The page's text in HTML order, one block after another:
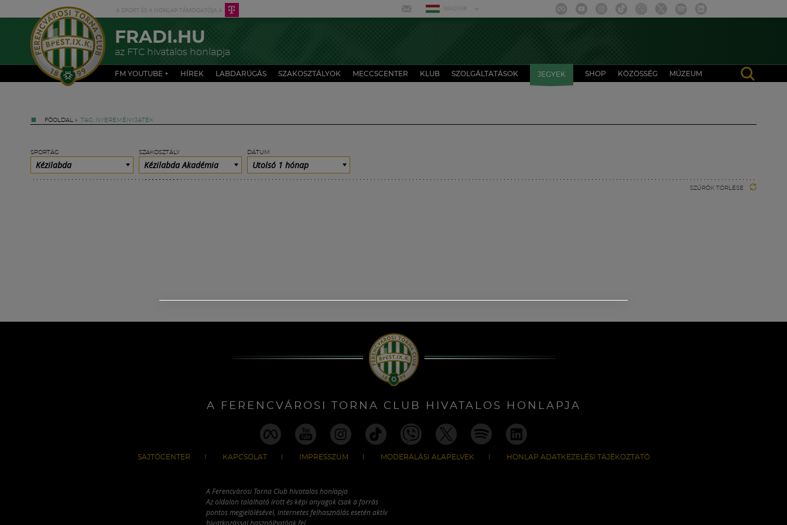
MAGYAR
FRADI.HU
az FTC hivatalos honlapja
FM YOUTUBE + HÍREK LABDARÚGÁS SZAKOSZTÁLYOK MECCSCENTER KLUB SZOLGÁLTATÁSOK JEGYEK SHOP KÖZÖSSÉG MÚZEUM
FŐOLDAL » TAG: NYEREMÉNYJÁTÉK
SPORTÁG
Kézilabda
SZAKOSZTÁLY
Kézilabda Akadémia
DÁTUM
Utolsó 1 hónap
SZŰRŐK TÖRLÉSE
A FERENCVÁROSI TORNA CLUB HIVATALOS HONLAPJA
SAJTÓCENTER KAPCSOLAT IMPRESSZUM MODERÁLÁSI ALAPELVEK HONLAP ADATKEZELÉSI TÁJÉKOZTATÓ
A Ferencvárosi Torna Club hivatalos honlapja
Az oldalon található írott és képi anyagok csak a forrás
pontos megjelölésével, internetes felhasználás esetén aktív
hivatkozással használhatóak fel.